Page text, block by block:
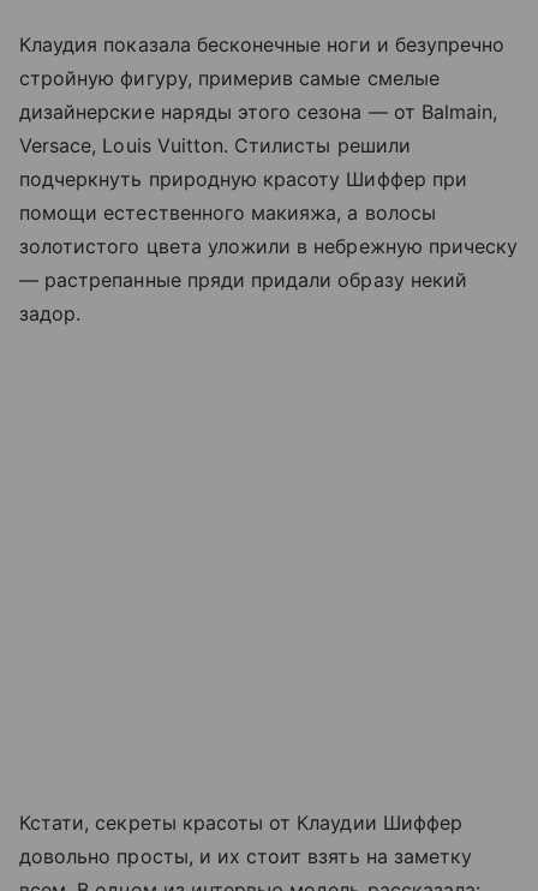
Клаудия показала бесконечные ноги и безупречно
стройную фигуру, примерив самые смелые
дизайнерские наряды этого сезона — от Balmain,
Versace, Louis Vuitton. Стилисты решили
подчеркнуть природную красоту Шиффер при
помощи естественного макияжа, а волосы
золотистого цвета уложили в небрежную прическу
— растрепанные пряди придали образу некий
задор.
Кстати, секреты красоты от Клаудии Шиффер
довольно просты, и их стоит взять на заметку